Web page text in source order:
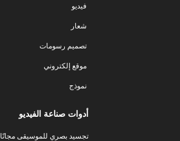
فيديو
شعار
تصميم رسومات
موقع إلكتروني
نموذج
أدوات صناعة الفيديو
تجسيد بصري للموسيقى مجانًا